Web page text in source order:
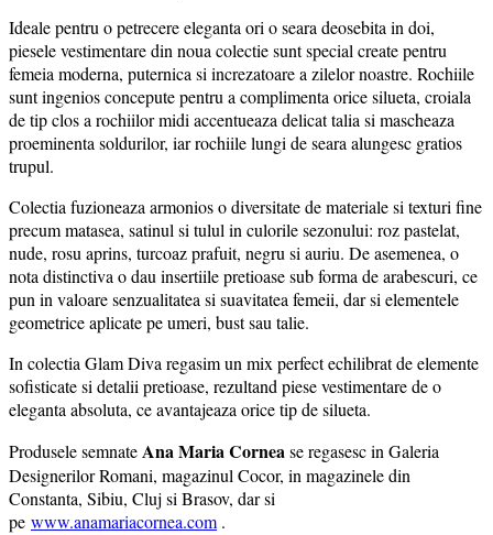
Ideale pentru o petrecere eleganta ori o seara deosebita in doi,
piesele vestimentare din noua colectie sunt special create pentru
femeia moderna, puternica si increzatoare a zilelor noastre. Rochiile
sunt ingenios concepute pentru a complimenta orice silueta, croiala
de tip clos a rochiilor midi accentueaza delicat talia si mascheaza
proeminenta soldurilor, iar rochiile lungi de seara alungesc gratios
trupul.
Colectia fuzioneaza armonios o diversitate de materiale si texturi fine
precum matasea, satinul si tulul in culorile sezonului: roz pastelat,
nude, rosu aprins, turcoaz prafuit, negru si auriu. De asemenea, o
nota distinctiva o dau insertiile pretioase sub forma de arabescuri, ce
pun in valoare senzualitatea si suavitatea femeii, dar si elementele
geometrice aplicate pe umeri, bust sau talie.
In colectia Glam Diva regasim un mix perfect echilibrat de elemente
sofisticate si detalii pretioase, rezultand piese vestimentare de o
eleganta absoluta, ce avantajeaza orice tip de silueta.
Produsele semnateAna Maria Cornease regasesc in Galeria
Designerilor Romani, magazinul Cocor, in magazinele din
Constanta, Sibiu, Cluj si Brasov, dar si
pe www.anamariacornea.com.